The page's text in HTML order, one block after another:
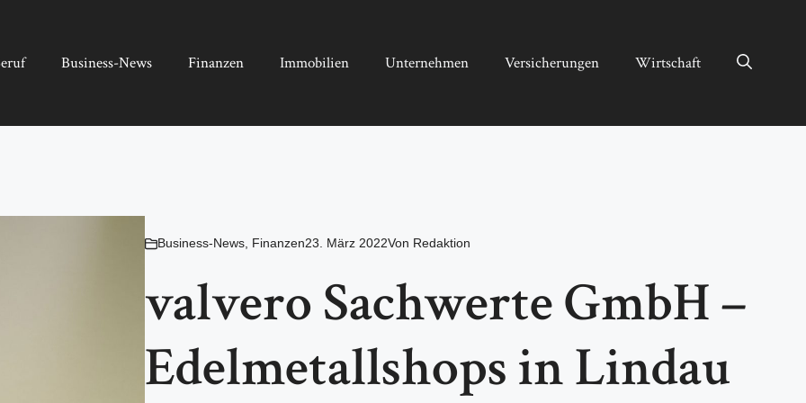
Business-News Finanzen Immobilien Unternehmen Versicherungen Wirtschaft
Business-News, Finanzen23. März 2022Von Redaktion
valvero Sachwerte GmbH –
Edelmetallshops in Lindau